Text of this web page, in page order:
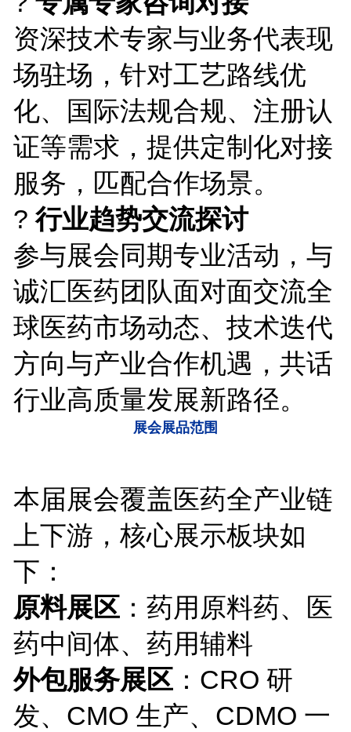
资深技术专家与业务代表现
场驻场，针对工艺路线优
化、国际法规合规、注册认
证等需求，提供定制化对接
服务，匹配合作场景。
?行业趋势交流探讨
参与展会同期专业活动，与
诚汇医药团队面对面交流全
球医药市场动态、技术迭代
方向与产业合作机遇，共话
行业高质量发展新路径。
展会展品范围
本届展会覆盖医药全产业链
上下游，核心展示板块如
下：
原料展区：药用原料药、医
药中间体、药用辅料
外包服务展区：CRO 研
发、CMO 生产、CDMO 一